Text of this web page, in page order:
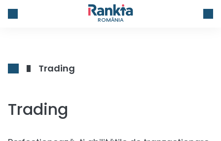
ROMÂNIA
Trading
Trading